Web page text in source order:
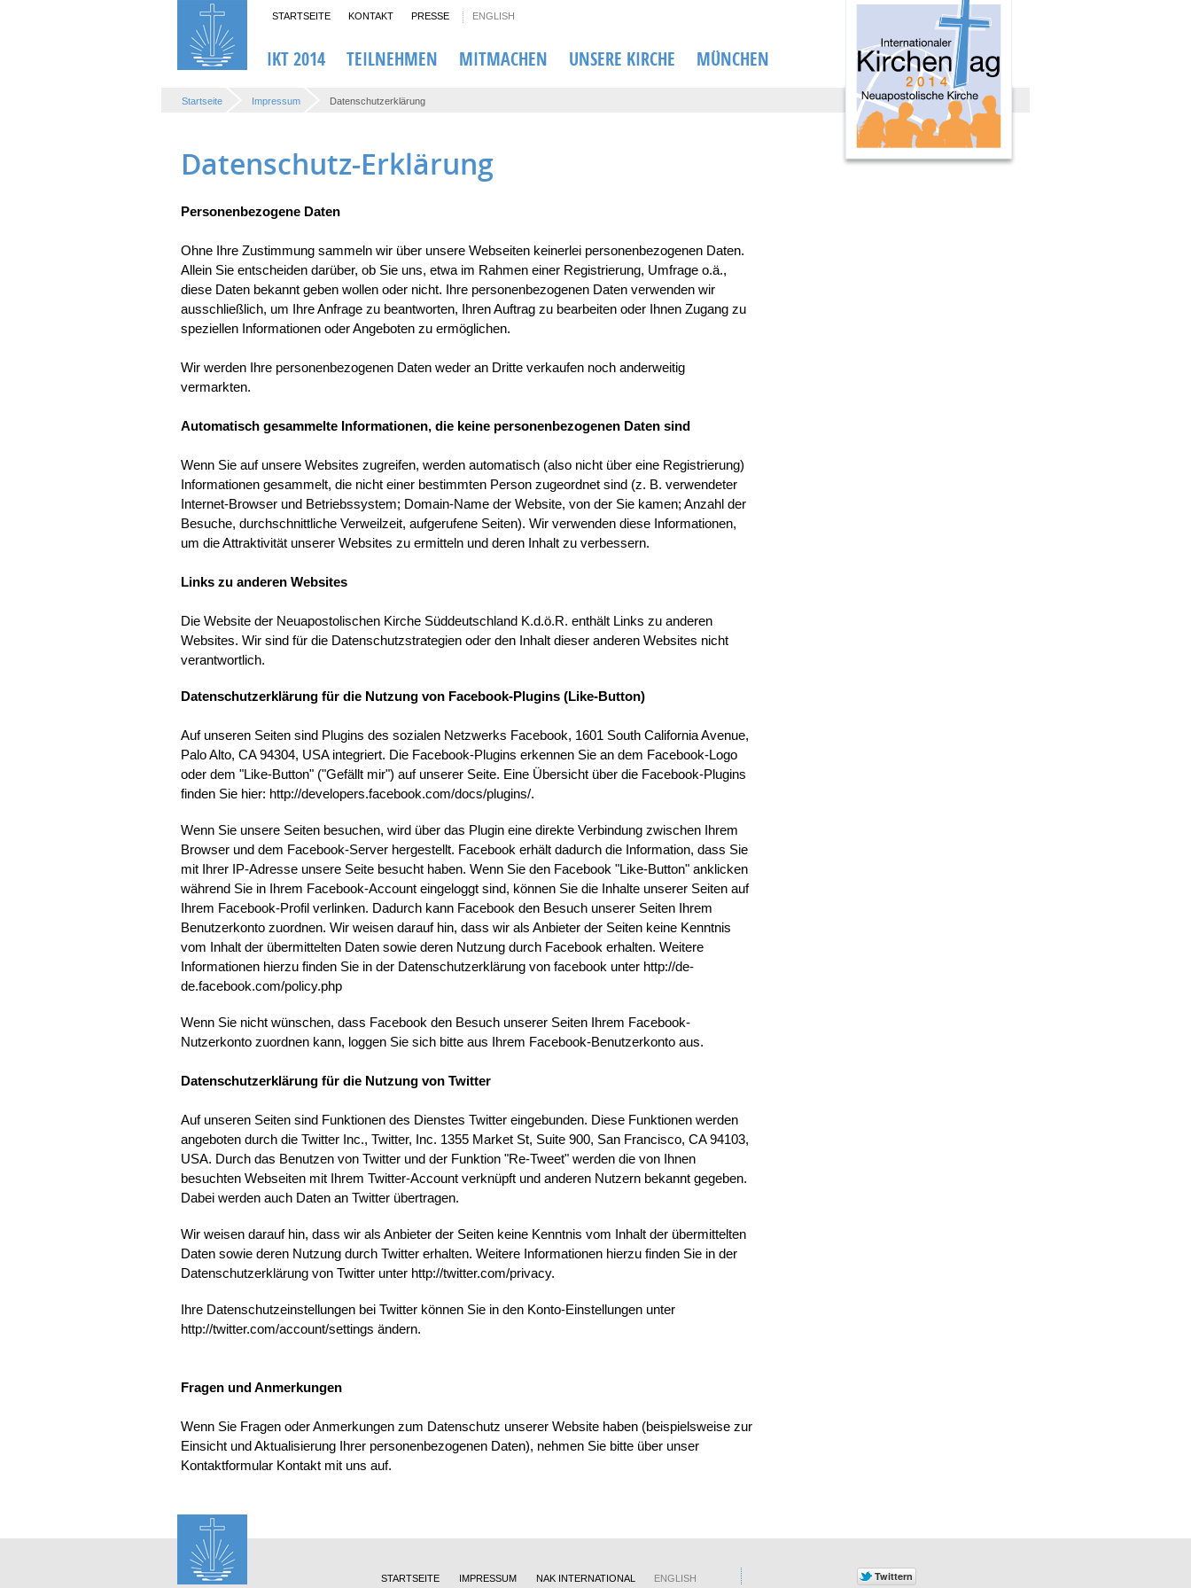
STARTSEITE KONTAKT PRESSE ENGLISH
IKT 2014 TEILNEHMEN MITMACHEN UNSERE KIRCHE MÜNCHEN
Startseite Impressum Datenschutzerklärung
Datenschutz-Erklärung
Personenbezogene Daten
Ohne Ihre Zustimmung sammeln wir über unsere Webseiten keinerlei personenbezogenen Daten.
Allein Sie entscheiden darüber, ob Sie uns, etwa im Rahmen einer Registrierung, Umfrage o.ä.,
diese Daten bekannt geben wollen oder nicht. Ihre personenbezogenen Daten verwenden wir
ausschließlich, um Ihre Anfrage zu beantworten, Ihren Auftrag zu bearbeiten oder Ihnen Zugang zu
speziellen Informationen oder Angeboten zu ermöglichen.
Wir werden Ihre personenbezogenen Daten weder an Dritte verkaufen noch anderweitig
vermarkten.
Automatisch gesammelte Informationen, die keine personenbezogenen Daten sind
Wenn Sie auf unsere Websites zugreifen, werden automatisch (also nicht über eine Registrierung)
Informationen gesammelt, die nicht einer bestimmten Person zugeordnet sind (z. B. verwendeter
Internet-Browser und Betriebssystem; Domain-Name der Website, von der Sie kamen; Anzahl der
Besuche, durchschnittliche Verweilzeit, aufgerufene Seiten). Wir verwenden diese Informationen,
um die Attraktivität unserer Websites zu ermitteln und deren Inhalt zu verbessern.
Links zu anderen Websites
Die Website der Neuapostolischen Kirche Süddeutschland K.d.ö.R. enthält Links zu anderen
Websites. Wir sind für die Datenschutzstrategien oder den Inhalt dieser anderen Websites nicht
verantwortlich.
Datenschutzerklärung für die Nutzung von Facebook-Plugins (Like-Button)
Auf unseren Seiten sind Plugins des sozialen Netzwerks Facebook, 1601 South California Avenue,
Palo Alto, CA 94304, USA integriert. Die Facebook-Plugins erkennen Sie an dem Facebook-Logo
oder dem "Like-Button" ("Gefällt mir") auf unserer Seite. Eine Übersicht über die Facebook-Plugins
finden Sie hier: http://developers.facebook.com/docs/plugins/.
Wenn Sie unsere Seiten besuchen, wird über das Plugin eine direkte Verbindung zwischen Ihrem
Browser und dem Facebook-Server hergestellt. Facebook erhält dadurch die Information, dass Sie
mit Ihrer IP-Adresse unsere Seite besucht haben. Wenn Sie den Facebook "Like-Button" anklicken
während Sie in Ihrem Facebook-Account eingeloggt sind, können Sie die Inhalte unserer Seiten auf
Ihrem Facebook-Profil verlinken. Dadurch kann Facebook den Besuch unserer Seiten Ihrem
Benutzerkonto zuordnen. Wir weisen darauf hin, dass wir als Anbieter der Seiten keine Kenntnis
vom Inhalt der übermittelten Daten sowie deren Nutzung durch Facebook erhalten. Weitere
Informationen hierzu finden Sie in der Datenschutzerklärung von facebook unter http://de-
de.facebook.com/policy.php
Wenn Sie nicht wünschen, dass Facebook den Besuch unserer Seiten Ihrem Facebook-
Nutzerkonto zuordnen kann, loggen Sie sich bitte aus Ihrem Facebook-Benutzerkonto aus.
Datenschutzerklärung für die Nutzung von Twitter
Auf unseren Seiten sind Funktionen des Dienstes Twitter eingebunden. Diese Funktionen werden
angeboten durch die Twitter Inc., Twitter, Inc. 1355 Market St, Suite 900, San Francisco, CA 94103,
USA. Durch das Benutzen von Twitter und der Funktion "Re-Tweet" werden die von Ihnen
besuchten Webseiten mit Ihrem Twitter-Account verknüpft und anderen Nutzern bekannt gegeben.
Dabei werden auch Daten an Twitter übertragen.
Wir weisen darauf hin, dass wir als Anbieter der Seiten keine Kenntnis vom Inhalt der übermittelten
Daten sowie deren Nutzung durch Twitter erhalten. Weitere Informationen hierzu finden Sie in der
Datenschutzerklärung von Twitter unter http://twitter.com/privacy.
Ihre Datenschutzeinstellungen bei Twitter können Sie in den Konto-Einstellungen unter
http://twitter.com/account/settings ändern.
Fragen und Anmerkungen
Wenn Sie Fragen oder Anmerkungen zum Datenschutz unserer Website haben (beispielsweise zur
Einsicht und Aktualisierung Ihrer personenbezogenen Daten), nehmen Sie bitte über unser
Kontaktformular Kontakt mit uns auf.
STARTSEITE IMPRESSUM NAK INTERNATIONAL ENGLISH